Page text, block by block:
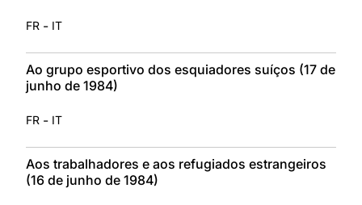
FR - IT
Ao grupo esportivo dos esquiadores suíços (17 de
junho de 1984)
FR - IT
Aos trabalhadores e aos refugiados estrangeiros
(16 de junho de 1984)